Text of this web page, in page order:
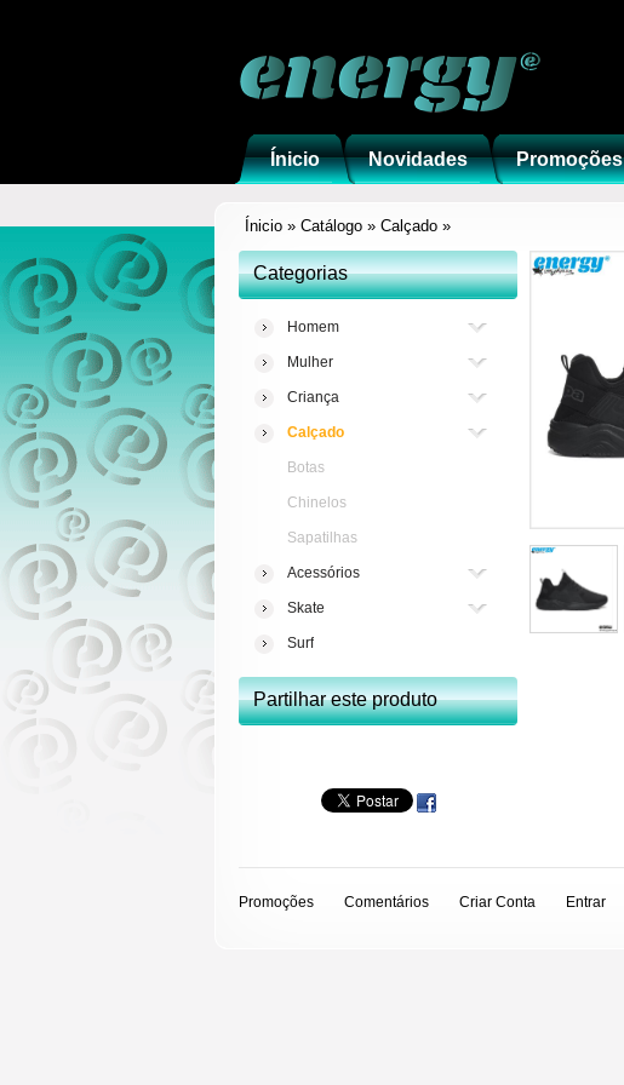
Ínicio Novidades Promoções
Ínicio » Catálogo » Calçado »
Categorias
Homem
Mulher
Criança
Calçado
Botas
Chinelos
Sapatilhas
Acessórios
Skate
Surf
Partilhar este produto
Promoções Comentários Criar Conta Entrar